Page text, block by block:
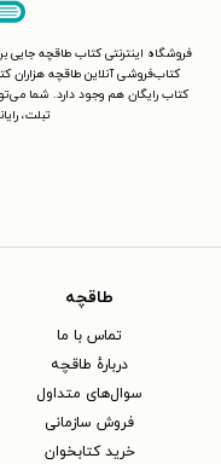
فروشگاه اینترنتی کتاب طاقچه جایی
کتاب‌فروشی آنلاین طاقچه هزاران
کتاب رایگان هم وجود دارد. شما
تبلت،
طاقچه
تماس با ما
دربارهٔ طاقچه
سوال‌های متداول
فروش سازمانی
خرید کتابخوان